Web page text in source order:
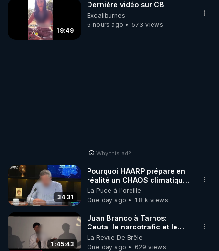
19:49
Dernière vidéo sur CB
Excaliburnes
6 hours ago
573 views
Why this ad?
34:31
Pourquoi HAARP prépare en
réalité un CHAOS climatique,
on répond
La Puce à l'oreille
One day ago
1.8 k views
1:45:43
Juan Branco à Tarnos:
Ceuta, le narcotrafic et le
pouvoir en France
La Revue De Brêle
One day ago
629 views